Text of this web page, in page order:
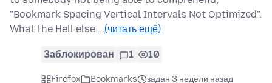
"Bookmark Spacing Vertical Intervals Not Optimized".
What the Hell else… (читать ещё)
Заблокирован 1 10
Firefox Bookmarks
задан 3 недели назад